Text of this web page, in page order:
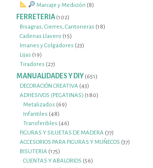
productos
Marcaje y Medición 88
FERRETERIA 102102
productos
Bisagras, Cierres, Cantoneras 1818
Cadenas Llavero 1515
productos
Imanes y Colgadores 2323
Lijas 1919
productos
Tiradores 2727
productos
MANUALIDADES Y DIY 651651
DECORACIÓN CREATIVA 4343
productos
ADHESIVOS (PEGATINAS) 180180
Metalizados 6969
Infantiles 4848
productos
Transferibles 4646
productos
FIGURAS Y SILUETAS DE MADERA 7777
productos
ACCESORIOS PARA FIGURAS Y MUÑECOS 3737
BISUTERIA 175175
productos
CUENTAS Y ABALORIOS 5656